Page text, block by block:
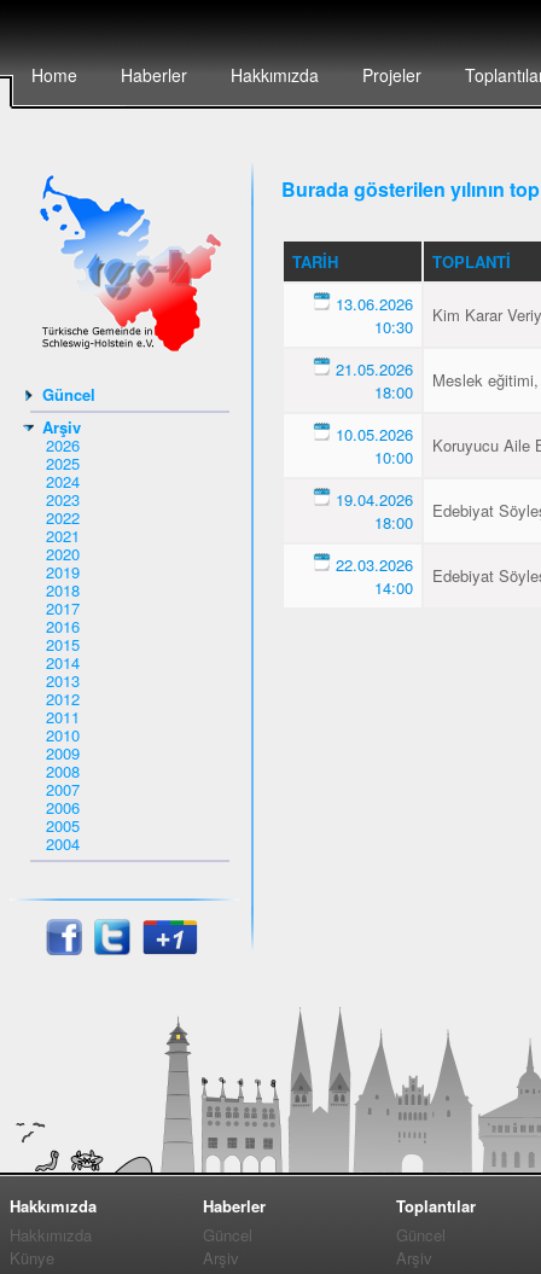
Home Haberler Hakkımızda Projeler
Güncel
Arşiv
2026
2025
2024
2023
2022
2021
2020
2019
2018
2017
2016
2015
2014
2013
2012
2011
2010
2009
2008
2007
2006
2005
2004
Burada gösterilen yılının
TARIH
TOPLANTI
13.06.2026
10:30
Kim Karar
21.05.2026
18:00
Meslek
10.05.2026
10:00
Koruyucu Aile
19.04.2026
18:00
Edebiyat
22.03.2026
14:00
Edebiyat
Hakkımızda
Hakkımızda
Künye
Haberler
Güncel
Arşiv
Toplantılar
Güncel
Arşiv